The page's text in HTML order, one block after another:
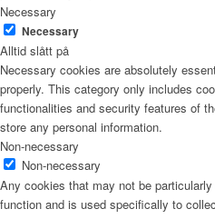
Necessary
Necessary
Alltid slått på
Necessary cookies are absolutely
properly. This category only includes
functionalities and security features of
store any personal information.
Non-necessary
Non-necessary
Any cookies that may not be
function and is used specifically to